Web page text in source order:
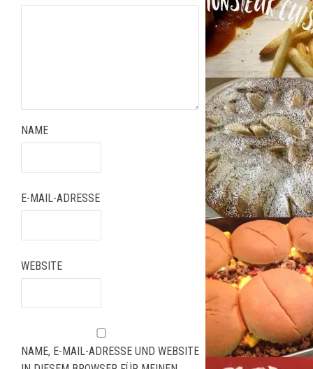
NAME
E-MAIL-ADRESSE
WEBSITE
NAME, E-MAIL-ADRESSE UND WEBSITE